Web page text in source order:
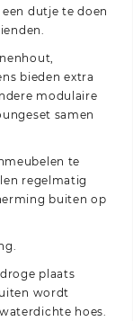
dutje te doen
bieden extra
modulaire
samen
te
regelmatig
buiten op
plaats
wordt
hoes.